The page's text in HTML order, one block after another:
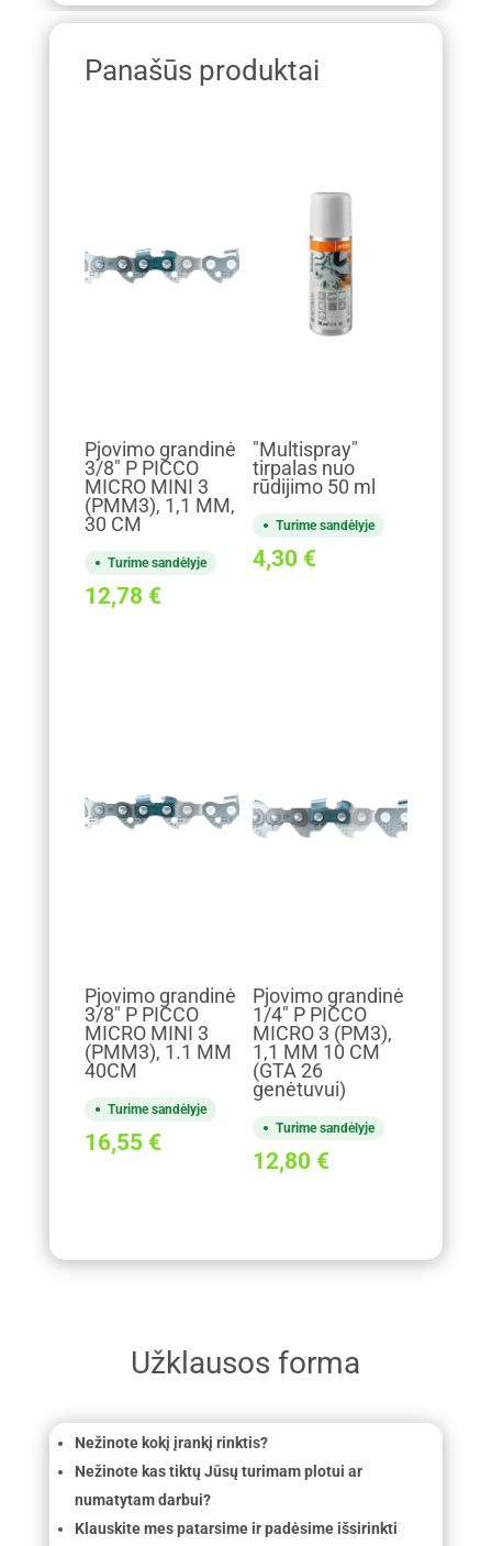
Panašūs produktai
Pjovimo grandinė
3/8" P PICCO
MICRO MINI 3
(PMM3), 1,1 MM,
30 CM
Turime sandėlyje
12,78 €
"Multispray"
tirpalas nuo
rūdijimo 50 ml
Turime sandėlyje
4,30 €
Pjovimo grandinė
3/8" P PICCO
MICRO MINI 3
(PMM3), 1.1 MM
40CM
Turime sandėlyje
16,55 €
Pjovimo grandinė
1/4" P PICCO
MICRO 3 (PM3),
1,1 MM 10 CM
(GTA 26
genėtuvui)
Turime sandėlyje
12,80 €
Užklausos forma
Nežinote kokį įrankį rinktis?
Nežinote kas tiktų Jūsų turimam plotui ar
numatytam darbui?
Klauskite mes patarsime ir padėsime išsirinkti